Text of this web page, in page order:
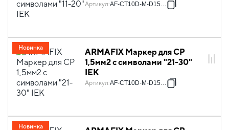
Артикул:AF-CT10D-M-D15-02
ARMAFIX Маркер для CP
1,5мм2 с символами "21-30"
IEK
Артикул:AF-CT10D-M-D15-03
Новинка
Новинка